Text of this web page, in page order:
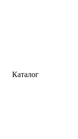
Каталог